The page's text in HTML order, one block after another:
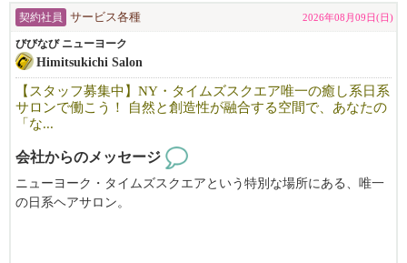
契約社員 サービス各種 2026年08月09日(日)
びびなび ニューヨーク
Himitsukichi Salon
【スタッフ募集中】NY・タイムズスクエア唯一の癒し系日系
サロンで働こう！ 自然と創造性が融合する空間で、あなたの
「な...
会社からのメッセージ
ニューヨーク・タイムズスクエアという特別な場所にある、唯一
の日系ヘアサロン。